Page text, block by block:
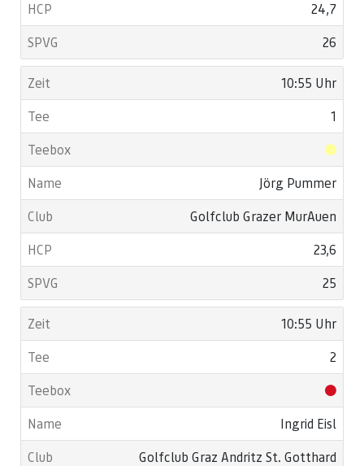
24,7
26
10:55 Uhr
1
Jörg Pummer
Golfclub Grazer MurAuen
23,6
25
10:55 Uhr
2
Ingrid Eisl
Golfclub Graz Andritz St. Gotthard